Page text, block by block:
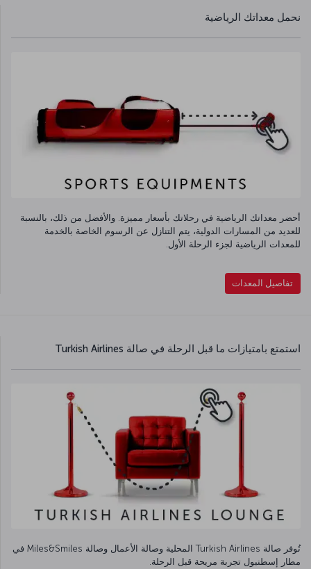
نحمل معداتك الرياضية
أحضر معداتك الرياضية في رحلاتك بأسعار مميزة. والأفضل من ذلك، بالنسبة
للعديد من المسارات الدولية، يتم التنازل عن الرسوم الخاصة بالخدمة
للمعدات الرياضية لجزء الرحلة الأول.
تفاصيل المعدات
استمتع بامتيازات ما قبل الرحلة في صالة Turkish Airlines
تُوفر صالة Turkish Airlines المحلية وصالة الأعمال وصالة Miles&Smiles في
مطار إسطنبول تجربة مريحة قبل الرحلة.